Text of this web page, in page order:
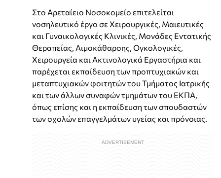
Στο Αρεταίειο Νοσοκομείο επιτελείται
νοσηλευτικό έργο σε Χειρουργικές, Μαιευτικές
και Γυναικολογικές Κλινικές, Μονάδες Εντατικής
Θεραπείας, Αιμοκάθαρσης, Ογκολογικές,
Χειρουργεία και Ακτινολογικά Εργαστήρια και
παρέχεται εκπαίδευση των προπτυχιακών και
μεταπτυχιακών φοιτητών του Τμήματος Ιατρικής
και των άλλων συναφών τμημάτων του ΕΚΠΑ,
όπως επίσης και η εκπαίδευση των σπουδαστών
των σχολών επαγγελμάτων υγείας και πρόνοιας.